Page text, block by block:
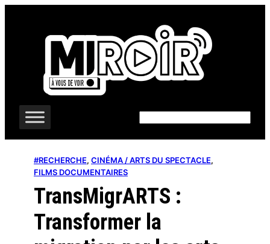
#RECHERCHE, CINÉMA / ARTS DU SPECTACLE
FILMS DOCUMENTAIRES
TransMigrARTS :
Transformer la